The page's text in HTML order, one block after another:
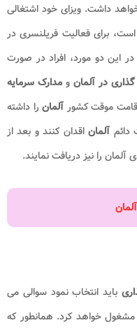
داشت. ویزای خود اشتغالی
است، برای فعالیت فریلنسری در
این دو مورد، افراد در صورت
در آلمان و مدارک سرمایه
موقت کشور آلمانرا داشته
دائم آلماناقدان کنند و بعد از
باید انتخاب نمود سوالی می
مشغول خواهد کرد. همانطور که